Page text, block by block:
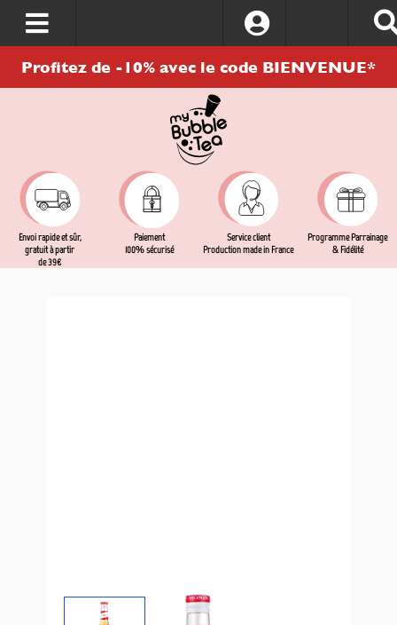
Profitez de -10% avec le code BIENVENUE*
Envoi rapide et sûr,
gratuit à partir
de 39€
Paiement
100% sécurisé
Service client
Production made in France
Programme Parrainage
& Fidélité
S’identifier